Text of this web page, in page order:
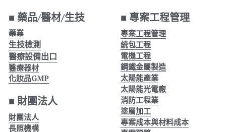
■ 藥品/醫材/生技
藥業
生技檢測
醫療設備出口
醫療器材
化妝品GMP
■ 財團法人
財團法人
長照機構
■ 專案工程管理
專案工程管理
統包工程
電機工程
鋼鐵金屬製造
太陽能產業
太陽能光電廠
消防工程業
塗層加工
專案成本與材料成本
圖書印刷出版
研討會展覽
POS管理
BI商業智慧
製造業 工業4